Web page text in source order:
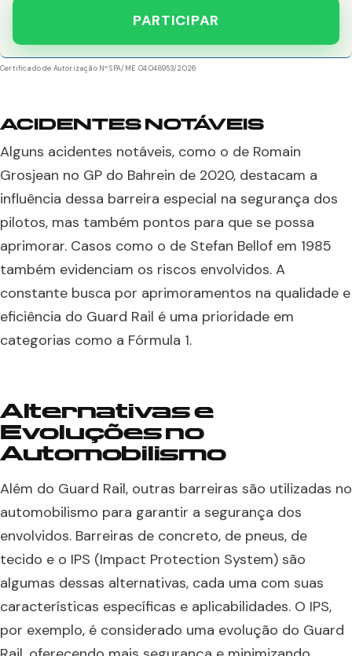
PARTICIPAR
Certificado de Autorização Nº SPA/ME 04.048953/2026
ACIDENTES NOTÁVEIS
Alguns acidentes notáveis, como o de Romain
Grosjean no GP do Bahrein de 2020, destacam a
influência dessa barreira especial na segurança dos
pilotos, mas também pontos para que se possa
aprimorar. Casos como o de Stefan Bellof em 1985
também evidenciam os riscos envolvidos. A
constante busca por aprimoramentos na qualidade e
eficiência do Guard Rail é uma prioridade em
categorias como a Fórmula 1.
Alternativas e
Evoluções no
Automobilismo
Além do Guard Rail, outras barreiras são utilizadas no
automobilismo para garantir a segurança dos
envolvidos. Barreiras de concreto, de pneus, de
tecido e o IPS (Impact Protection System) são
algumas dessas alternativas, cada uma com suas
características específicas e aplicabilidades. O IPS,
por exemplo, é considerado uma evolução do Guard